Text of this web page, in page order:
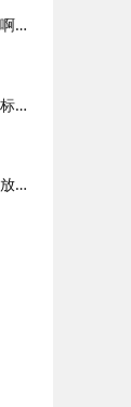
登录电视机看网络小说？好费电啊。。。。
不能授权，激活要邮箱，试用图标显示过期
感谢分享，真是一个最良心的播放器，非常流畅且高清，没有任何广告，央视卫视都全。